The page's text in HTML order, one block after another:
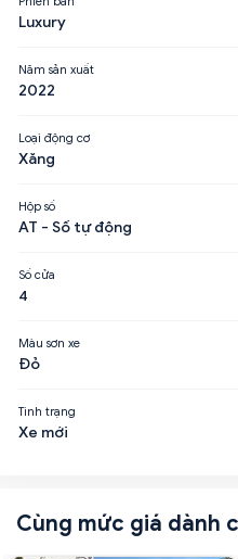
Luxury
Năm sản xuất
2022
Loại động cơ
Xăng
Hộp số
AT - Số tự động
Số cửa
4
Màu sơn xe
Đỏ
Tình trạng
Xe mới
Cùng mức giá dành